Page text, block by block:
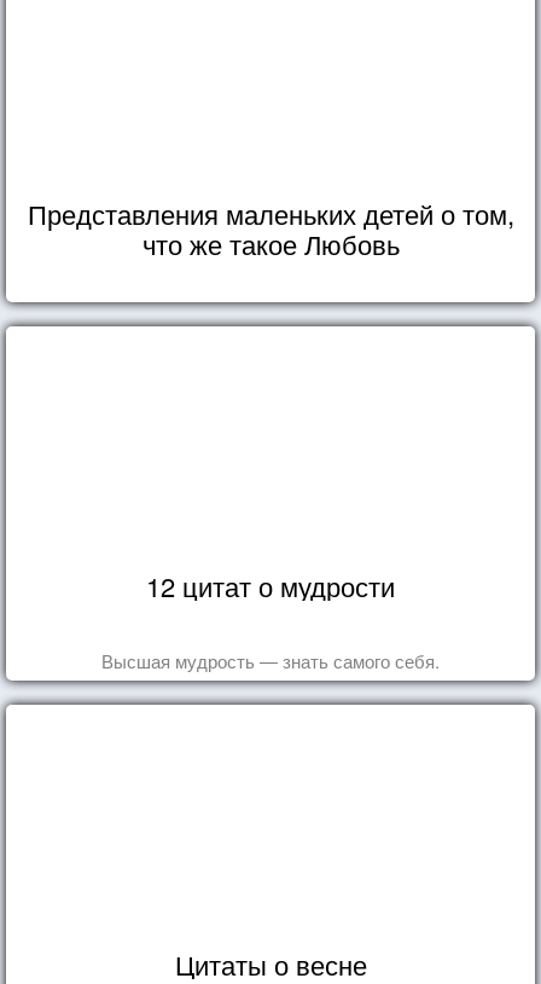
Представления маленьких детей о том,
что же такое Любовь
12 цитат о мудрости
Высшая мудрость — знать самого себя.
Цитаты о весне